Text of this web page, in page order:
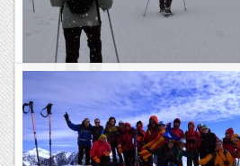
Racons de la nostra terra
Del Pla de Mir al llac de l'Aude al
Anem al Capcir per fer una passejada
del Pla d'en Mir a les Angles en direcció cap al
l’Aude. Neva quan...